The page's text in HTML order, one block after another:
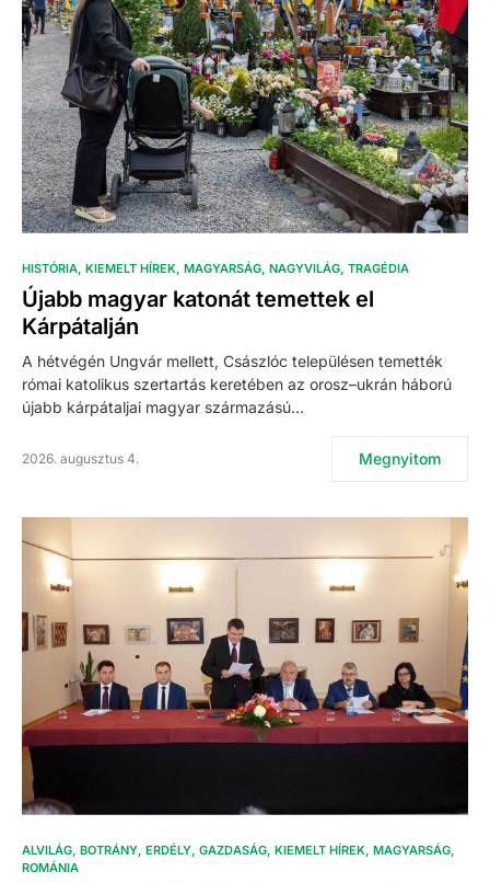
HISTÓRIA KIEMELT HÍREK MAGYARSÁG NAGYVILÁG TRAGÉDIA
Újabb magyar katonát temettek el
Kárpátalján
A hétvégén Ungvár mellett, Császlóc településen temették
római katolikus szertartás keretében az orosz–ukrán háború
újabb kárpátaljai magyar származású…
2026. augusztus 4. Megnyitom
ALVILÁG BOTRÁNY ERDÉLY GAZDASÁG KIEMELT HÍREK MAGYARSÁG
ROMÁNIA